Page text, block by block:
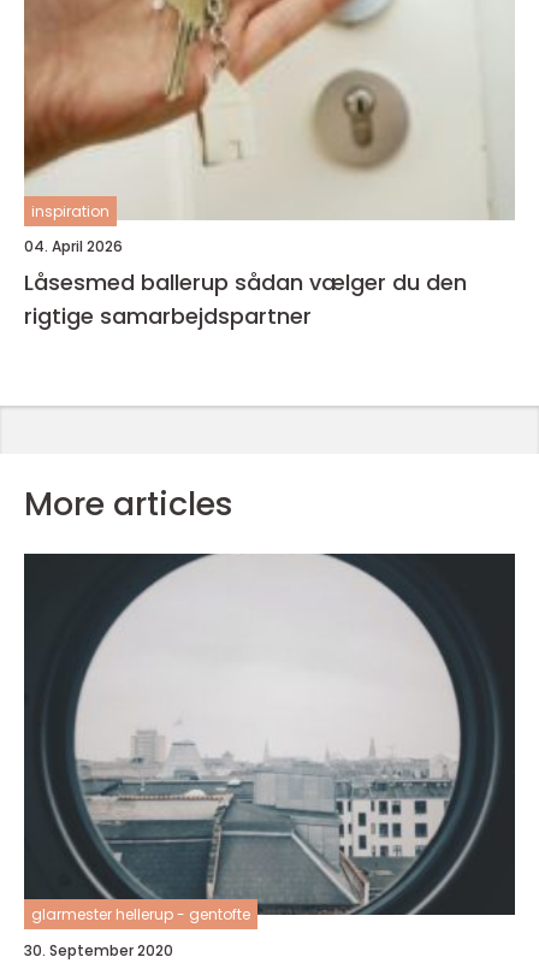
inspiration
04. April 2026
Låsesmed ballerup sådan vælger du den
rigtige samarbejdspartner
More articles
glarmester hellerup - gentofte
30. September 2020